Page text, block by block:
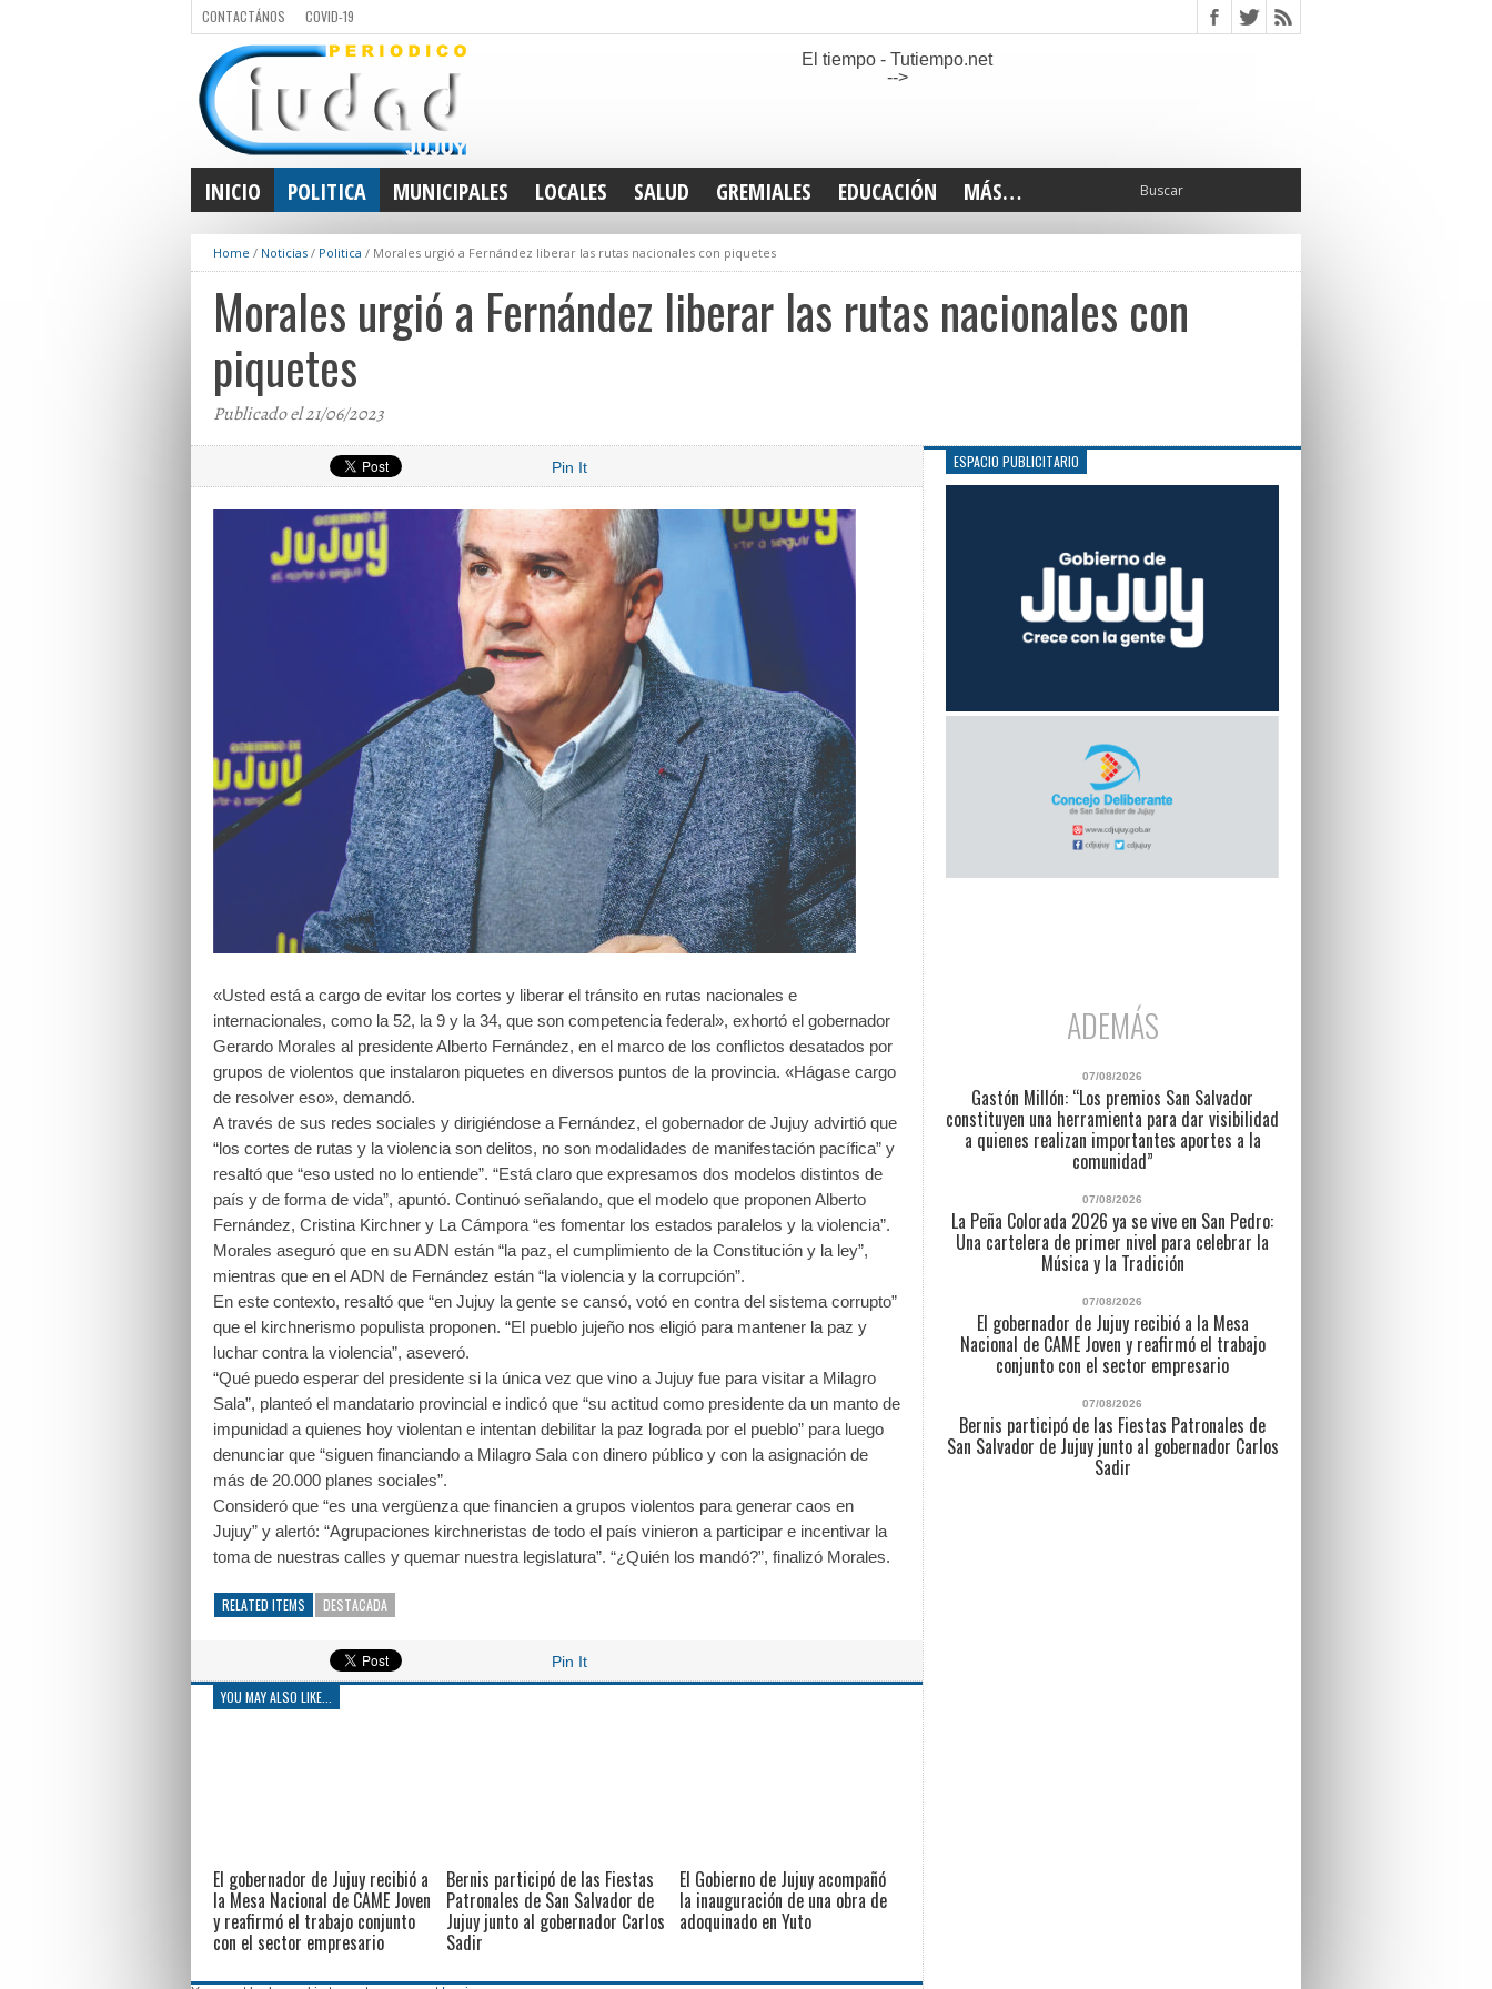
CONTACTÁNOS COVID-19
El tiempo - Tutiempo.net
-->
INICIO POLITICA MUNICIPALES LOCALES SALUD GREMIALES EDUCACIÓN MÁS…
INTERIOR
DEPORTES
ELECCIONES 2025
LEGISLATIVO
Home / Noticias / Politica / Morales urgió a Fernández liberar las rutas nacionales con piquetes
Morales urgió a Fernández liberar las rutas nacionales con
piquetes
Publicado el 21/06/2023
Pin It
«Usted está a cargo de evitar los cortes y liberar el tránsito en rutas nacionales e
internacionales, como la 52, la 9 y la 34, que son competencia federal», exhortó el gobernador
Gerardo Morales al presidente Alberto Fernández, en el marco de los conflictos desatados por
grupos de violentos que instalaron piquetes en diversos puntos de la provincia. «Hágase cargo
de resolver eso», demandó.
A través de sus redes sociales y dirigiéndose a Fernández, el gobernador de Jujuy advirtió que
“los cortes de rutas y la violencia son delitos, no son modalidades de manifestación pacífica” y
resaltó que “eso usted no lo entiende”. “Está claro que expresamos dos modelos distintos de
país y de forma de vida”, apuntó. Continuó señalando, que el modelo que proponen Alberto
Fernández, Cristina Kirchner y La Cámpora “es fomentar los estados paralelos y la violencia”.
Morales aseguró que en su ADN están “la paz, el cumplimiento de la Constitución y la ley”,
mientras que en el ADN de Fernández están “la violencia y la corrupción”.
En este contexto, resaltó que “en Jujuy la gente se cansó, votó en contra del sistema corrupto”
que el kirchnerismo populista proponen. “El pueblo jujeño nos eligió para mantener la paz y
luchar contra la violencia”, aseveró.
“Qué puedo esperar del presidente si la única vez que vino a Jujuy fue para visitar a Milagro
Sala”, planteó el mandatario provincial e indicó que “su actitud como presidente da un manto de
impunidad a quienes hoy violentan e intentan debilitar la paz lograda por el pueblo” para luego
denunciar que “siguen financiando a Milagro Sala con dinero público y con la asignación de
más de 20.000 planes sociales”.
Consideró que “es una vergüenza que financien a grupos violentos para generar caos en
Jujuy” y alertó: “Agrupaciones kirchneristas de todo el país vinieron a participar e incentivar la
toma de nuestras calles y quemar nuestra legislatura”. “¿Quién los mandó?”, finalizó Morales.
RELATED ITEMS DESTACADA
Pin It
YOU MAY ALSO LIKE...
El gobernador de Jujuy recibió a
la Mesa Nacional de CAME Joven
y reafirmó el trabajo conjunto
con el sector empresario
Bernis participó de las Fiestas
Patronales de San Salvador de
Jujuy junto al gobernador Carlos
Sadir
El Gobierno de Jujuy acompañó
la inauguración de una obra de
adoquinado en Yuto
ESPACIO PUBLICITARIO
ADEMÁS
07/08/2026
Gastón Millón: “Los premios San Salvador
constituyen una herramienta para dar visibilidad
a quienes realizan importantes aportes a la
comunidad”
07/08/2026
La Peña Colorada 2026 ya se vive en San Pedro:
Una cartelera de primer nivel para celebrar la
Música y la Tradición
07/08/2026
El gobernador de Jujuy recibió a la Mesa
Nacional de CAME Joven y reafirmó el trabajo
conjunto con el sector empresario
07/08/2026
Bernis participó de las Fiestas Patronales de
San Salvador de Jujuy junto al gobernador Carlos
Sadir